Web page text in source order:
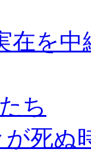
在を中
ち
が死ぬ